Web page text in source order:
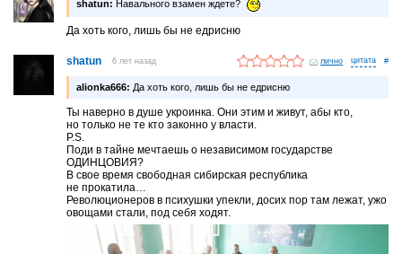
shatun: Навального взамен ждете?
Да хоть кого, лишь бы не едрисню
shatun 6 лет назад лично #
alionka666: Да хоть кого, лишь бы не едрисню
Ты наверно в душе укроинка. Они этим и живут, абы кто,
но только не те кто законно у власти.
P.S.
Поди в тайне мечтаешь о независимом государстве
ОДИНЦОВИЯ?
В свое время свободная сибирская республика
не прокатила…
Революционеров в психушки упекли, досих пор там лежат, ужо
овощами стали, под себя ходят.